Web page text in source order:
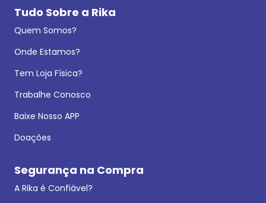
Tudo Sobre a Rika
Quem Somos?
Onde Estamos?
Tem Loja Física?
Trabalhe Conosco
Baixe Nosso APP
Doações
Segurança na Compra
A Rika é Confiável?